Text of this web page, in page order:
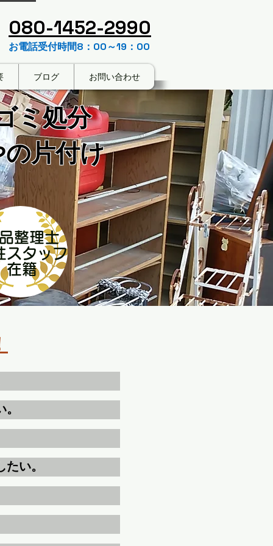
​080-1452-2990
お電話受付時間8：00～19：00
ブログ お問い合わせ
ミ処分
片付け
整理士
スタッフ
​在籍
い。